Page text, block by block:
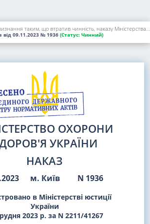
Про визнання таким, що втратив чинність, наказу Міністерства охорони здоров'я України від 11 травня 2010 року N 388
від 09.11.2023 № 1936 (Статус: Чинний)
ОХОРОНИ
УКРАЇНИ
НАКАЗ
м. Київ N 1936
в Міністерстві юстиції
України
2023 р. за N 2211/41267